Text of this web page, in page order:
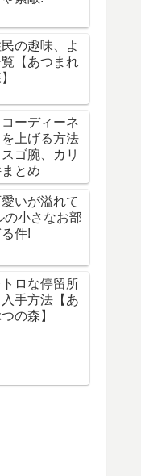
民の趣味、よ
【あつまれ
コーディーネ
上げる方法
ゴ腕、カリ
とめ
愛いが溢れて
の小さなお部
件!
トロな停留所
手方法【あ
の森】